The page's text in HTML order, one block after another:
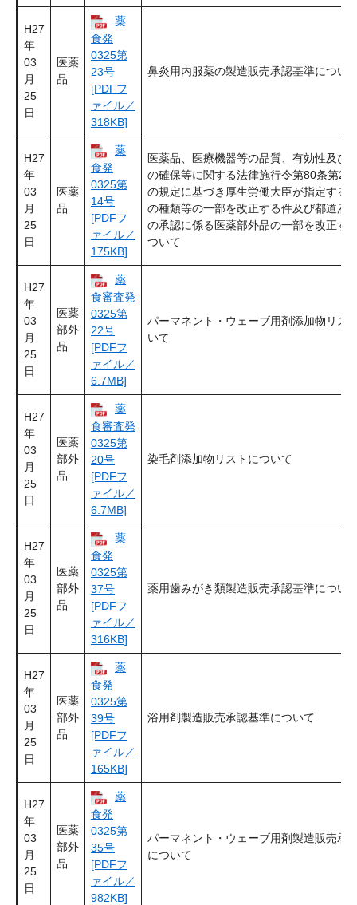
H27
年
03
月
25
日
医薬
品
薬
食発
0325第
23号
[PDFフ
ァイル／
318KB]
鼻炎用内服薬の製造販売承認基準につい
H27
年
03
月
25
日
医薬
品
薬
食発
0325第
14号
[PDFフ
ァイル／
175KB]
医薬品、医療機器等の品質、有効性及び
の確保等に関する法律施行令第80条第2
の規定に基づき厚生労働大臣が指定する
の種類等の一部を改正する件及び都道府
の承認に係る医薬部外品の一部を改正す
ついて
H27
年
03
月
25
日
医薬
部外
品
薬
食審査発
0325第
22号
[PDFフ
ァイル／
6.7MB]
パーマネント・ウェーブ用剤添加物リス
いて
H27
年
03
月
25
日
医薬
部外
品
薬
食審査発
0325第
20号
[PDFフ
ァイル／
6.7MB]
染毛剤添加物リストについて
H27
年
03
月
25
日
医薬
部外
品
薬
食発
0325第
37号
[PDFフ
ァイル／
316KB]
薬用歯みがき類製造販売承認基準につい
H27
年
03
月
25
日
医薬
部外
品
薬
食発
0325第
39号
[PDFフ
ァイル／
165KB]
浴用剤製造販売承認基準について
H27
年
03
月
25
日
医薬
部外
品
薬
食発
0325第
35号
[PDFフ
ァイル／
982KB]
パーマネント・ウェーブ用剤製造販売承
について